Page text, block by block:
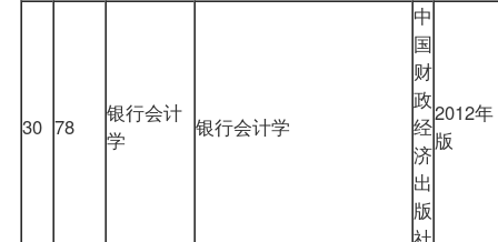
30 78
银行会计
学
银行会计学
中
国
财
政
经
济
出
版
2012年
版